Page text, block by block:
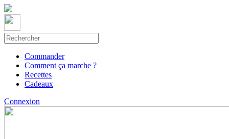
Commander
Comment ça marche ?
Recettes
Cadeaux
Connexion